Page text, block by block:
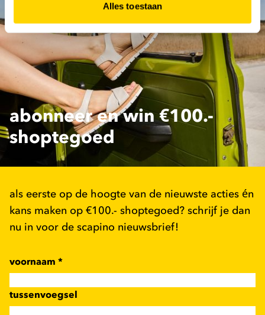
Alles toestaan
abonneer en win €100.-
shoptegoed
als eerste op de hoogte van de nieuwste acties én
kans maken op €100.- shoptegoed? schrijf je dan
nu in voor de scapino nieuwsbrief!
voornaam *
tussenvoegsel